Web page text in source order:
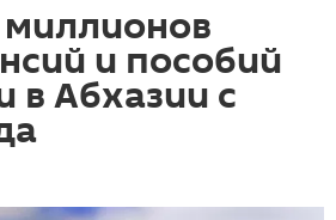
и пособий
в Абхазии с